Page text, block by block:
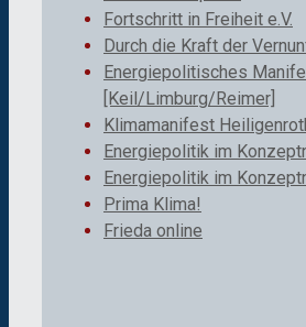
Fortschritt in Freiheit e.V.
Durch die Kraft der
Energiepolitisches
[Keil/Limburg/Reimer]
Klimamanifest
Energiepolitik im
Energiepolitik im
Prima Klima!
Frieda online